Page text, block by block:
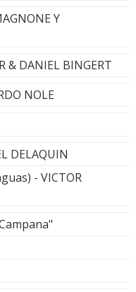
Y
& DANIEL BINGERT
NOLE
DELAQUIN
- VICTOR